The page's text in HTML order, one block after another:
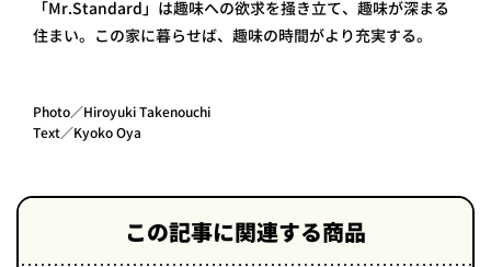
「Mr.Standard」は趣味への欲求を掻き立て、趣味が深まる
住まい。この家に暮らせば、趣味の時間がより充実する。
Photo／Hiroyuki Takenouchi
Text／Kyoko Oya
この記事に関連する商品